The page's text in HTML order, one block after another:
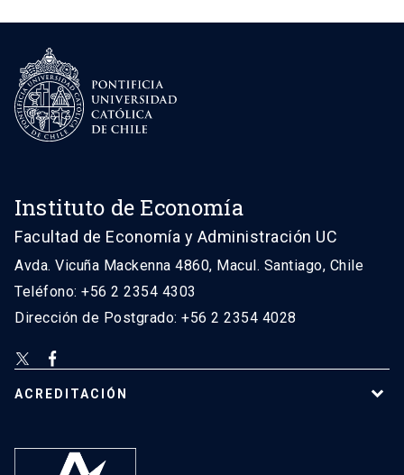
Instituto de Economía
Facultad de Economía y Administración UC
Avda. Vicuña Mackenna 4860, Macul. Santiago, Chile
Teléfono: +56 2 2354 4303
Dirección de Postgrado: +56 2 2354 4028
ACREDITACIÓN